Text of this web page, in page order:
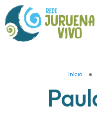
Início